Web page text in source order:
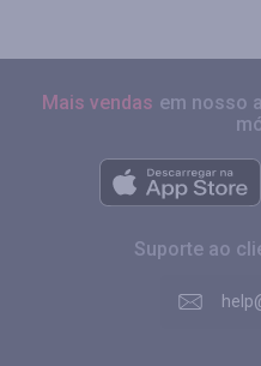
Mais vendas em nosso
Suporte ao